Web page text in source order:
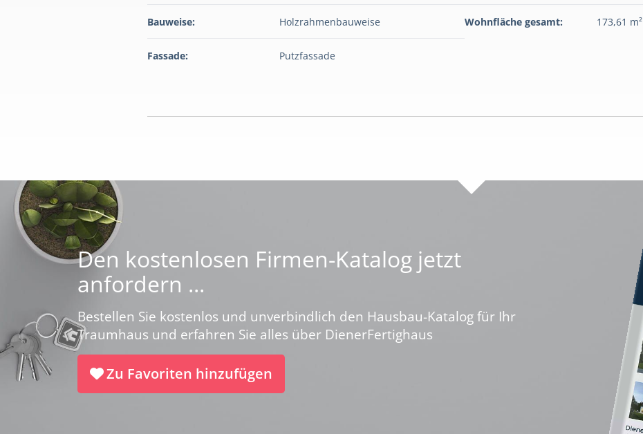
Bauweise: Holzrahmenbauweise
Fassade: Putzfassade
Wohnfläche gesamt: 173,61 m²
Den kostenlosen Firmen-Katalog jetzt
anfordern ...
Bestellen Sie kostenlos und unverbindlich den Hausbau-Katalog für Ihr
Traumhaus und erfahren Sie alles über DienerFertighaus
Zu Favoriten hinzufügen